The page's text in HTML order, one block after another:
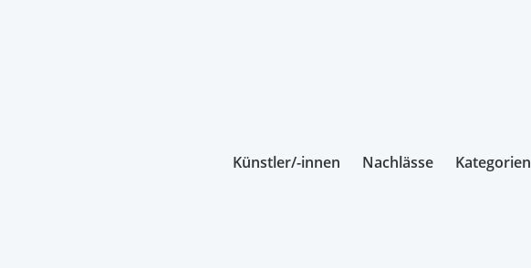
Künstler/-innen Nachlässe Kategorien